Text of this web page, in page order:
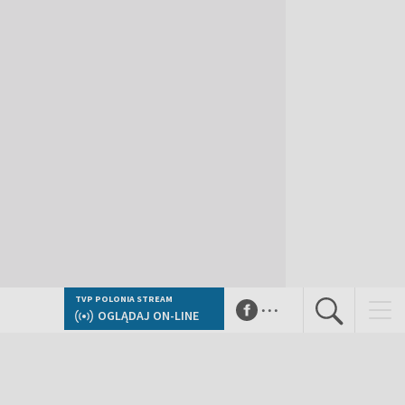
TVP POLONIA STREAM
OGLĄDAJ ON-LINE ...